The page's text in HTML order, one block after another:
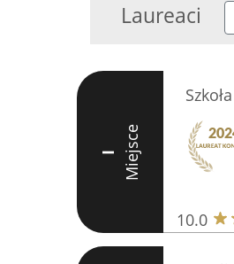
Laureaci
I Miejsce
10.0